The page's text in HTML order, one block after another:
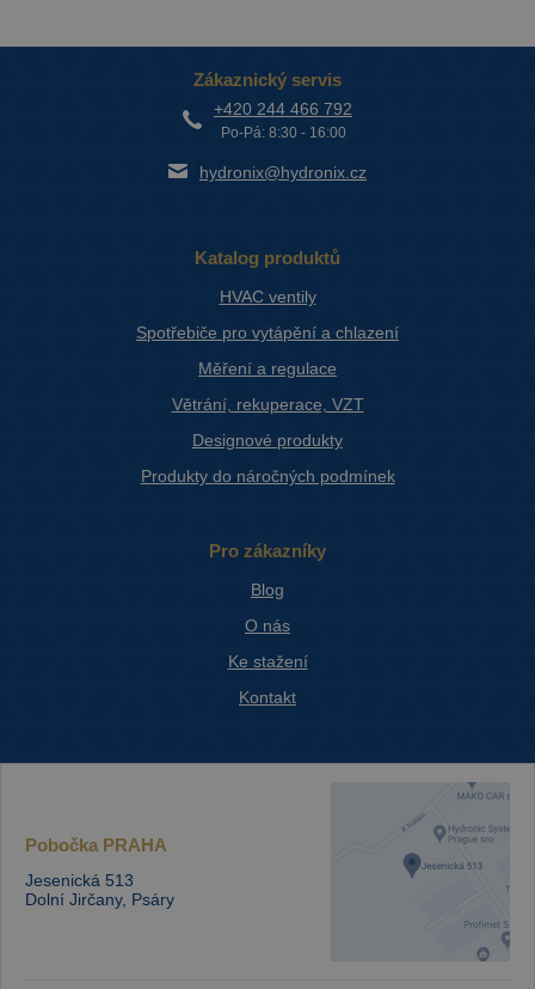
Zákaznický servis
+420 244 466 792
Po-Pá: 8:30 - 16:00
hydronix@hydronix.cz
Katalog produktů
HVAC ventily
Spotřebiče pro vytápění a chlazení
Měření a regulace
Větrání, rekuperace, VZT
Designové produkty
Produkty do náročných podmínek
Pro zákazníky
Blog
O nás
Ke stažení
Kontakt
Pobočka PRAHA
Jesenická 513
Dolní Jirčany, Psáry